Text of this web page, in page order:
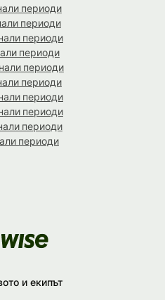
периоди
периоди
периоди
периоди
периоди
периоди
периоди
периоди
периоди
периоди
и екипът